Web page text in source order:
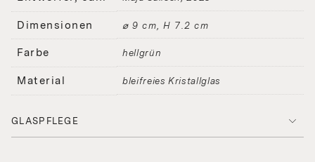
Dimensionen ⌀ 9 cm, H 7.2 cm
Farbe hellgrün
Material bleifreies Kristallglas
GLASPFLEGE